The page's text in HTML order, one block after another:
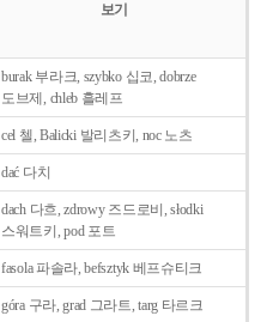
보기
burak 부라크, szybko 십코, dobrze
도브제, chleb 흘레프
cel 첼, Balicki 발리츠키, noc 노츠
dać 다치
dach 다흐, zdrowy 즈드로비, słodki
스워트키, pod 포트
fasola 파솔라, befsztyk 베프슈티크
góra 구라, grad 그라트, targ 타르크